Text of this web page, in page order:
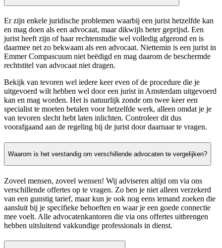
Er zijn enkele juridische problemen waarbij een jurist hetzelfde kan
en mag doen als een advocaat, maar dikwijls beter geprijsd. Een
jurist heeft zijn of haar rechtenstudie wel volledig afgerond en is
daarmee net zo bekwaam als een advocaat. Niettemin is een jurist in
Emmer Compascuum niet beëdigd en mag daarom de beschermde
rechtstitel van advocaat niet dragen.
Bekijk van tevoren wel iedere keer even of de procedure die je
uitgevoerd wilt hebben wel door een jurist in Amsterdam uitgevoerd
kan en mag worden. Het is natuurlijk zonde om twee keer een
specialist te moeten betalen voor hetzelfde werk, alleen omdat je je
van tevoren slecht hebt laten inlichten. Controleer dit dus
voorafgaand aan de regeling bij de jurist door daarnaar te vragen.
Waarom is het verstandig om verschillende advocaten te vergelijken?
Zoveel mensen, zoveel wensen! Wij adviseren altijd om via ons
verschillende offertes op te vragen. Zo ben je niet alleen verzekerd
van een gunstig tarief, maar kun je ook nog eens iemand zoeken die
aansluit bij je specifieke behoeften en waar je een goede connectie
mee voelt. Alle advocatenkantoren die via ons offertes uitbrengen
hebben uitsluitend vakkundige professionals in dienst.